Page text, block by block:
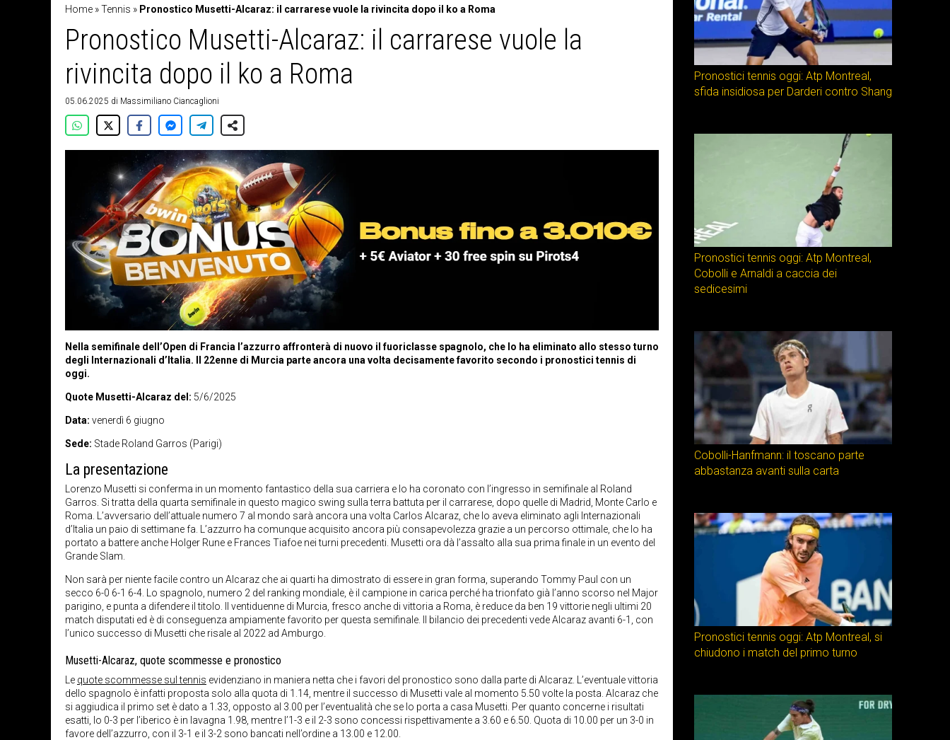
Home »Tennis » Pronostico Musetti-Alcaraz: il carrarese vuole la rivincita dopo il ko a Roma
Pronostico Musetti-Alcaraz: il carrarese vuole la
rivincita dopo il ko a Roma
05.06.2025 di Massimiliano Ciancaglioni
Nella semifinale dell’Open di Francia l’azzurro affronterà di nuovo il fuoriclasse spagnolo, che lo ha eliminato allo stesso turno
degli Internazionali d’Italia. Il 22enne di Murcia parte ancora una volta decisamente favorito secondo i pronostici tennis di
oggi.
Quote Musetti-Alcaraz del: 5/6/2025
Data: venerdì 6 giugno
Sede: Stade Roland Garros (Parigi)
La presentazione
Lorenzo Musetti si conferma in un momento fantastico della sua carriera e lo ha coronato con l’ingresso in semifinale al Roland
Garros. Si tratta della quarta semifinale in questo magico swing sulla terra battuta per il carrarese, dopo quelle di Madrid, Monte Carlo e
Roma. L’avversario dell’attuale numero 7 al mondo sarà ancora una volta Carlos Alcaraz, che lo aveva eliminato agli Internazionali
d’Italia un paio di settimane fa. L’azzurro ha comunque acquisito ancora più consapevolezza grazie a un percorso ottimale, che lo ha
portato a battere anche Holger Rune e Frances Tiafoe nei turni precedenti. Musetti ora dà l’assalto alla sua prima finale in un evento del
Grande Slam.
Non sarà per niente facile contro un Alcaraz che ai quarti ha dimostrato di essere in gran forma, superando Tommy Paul con un
secco 6-0 6-1 6-4. Lo spagnolo, numero 2 del ranking mondiale, è il campione in carica perché ha trionfato già l’anno scorso nel Major
parigino, e punta a difendere il titolo. Il ventiduenne di Murcia, fresco anche di vittoria a Roma, è reduce da ben 19 vittorie negli ultimi 20
match disputati ed è di conseguenza ampiamente favorito per questa semifinale. Il bilancio dei precedenti vede Alcaraz avanti 6-1, con
l’unico successo di Musetti che risale al 2022 ad Amburgo.
Musetti-Alcaraz, quote scommesse e pronostico
Le quote scommesse sul tennis evidenziano in maniera netta che i favori del pronostico sono dalla parte di Alcaraz. L’eventuale vittoria
dello spagnolo è infatti proposta solo alla quota di 1.14, mentre il successo di Musetti vale al momento 5.50 volte la posta. Alcaraz che
si aggiudica il primo set è dato a 1.33, opposto al 3.00 per l’eventualità che se lo porta a casa Musetti. Per quanto concerne i risultati
esatti, lo 0-3 per l’iberico è in lavagna 1.98, mentre l’1-3 e il 2-3 sono concessi rispettivamente a 3.60 e 6.50. Quota di 10.00 per un 3-0 in
favore dell’azzurro, con il 3-1 e il 3-2 sono bancati nell’ordine a 13.00 e 12.00.
Pronostici tennis oggi: Atp Montreal,
sfida insidiosa per Darderi contro Shang
Pronostici tennis oggi: Atp Montreal,
Cobolli e Arnaldi a caccia dei
sedicesimi
Cobolli-Hanfmann: il toscano parte
abbastanza avanti sulla carta
Pronostici tennis oggi: Atp Montreal, si
chiudono i match del primo turno